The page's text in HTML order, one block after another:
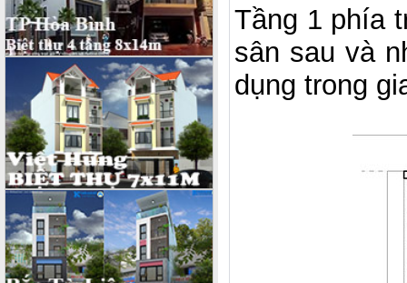
Tầng 1 phía
sân sau và
dụng trong